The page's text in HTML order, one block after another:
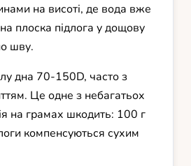
на висоті, де вода вже
плоска підлога у дощову
шву.
дна 70-150D, часто з
Це одне з небагатьох
на грамах шкодить: 100 г
компенсуються сухим